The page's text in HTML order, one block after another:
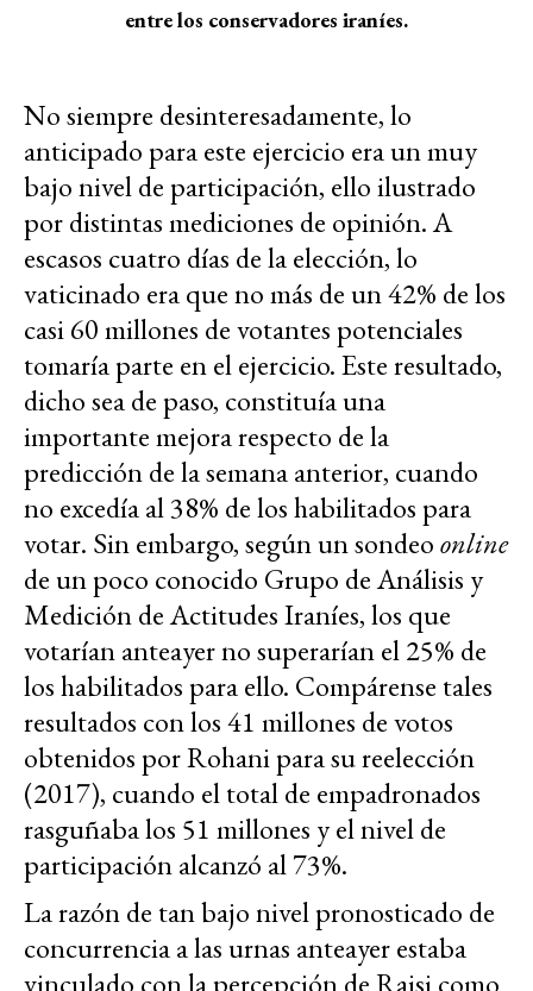
entre los conservadores iraníes.
No siempre desinteresadamente, lo
anticipado para este ejercicio era un muy
bajo nivel de participación, ello ilustrado
por distintas mediciones de opinión. A
escasos cuatro días de la elección, lo
vaticinado era que no más de un 42% de los
casi 60 millones de votantes potenciales
tomaría parte en el ejercicio. Este resultado,
dicho sea de paso, constituía una
importante mejora respecto de la
predicción de la semana anterior, cuando
no excedía al 38% de los habilitados para
votar. Sin embargo, según un sondeoonline
de un poco conocido Grupo de Análisis y
Medición de Actitudes Iraníes, los que
votarían anteayer no superarían el 25% de
los habilitados para ello. Compárense tales
resultados con los 41 millones de votos
obtenidos por Rohani para su reelección
(2017), cuando el total de empadronados
rasguñaba los 51 millones y el nivel de
participación alcanzó al 73%.
La razón de tan bajo nivel pronosticado de
concurrencia a las urnas anteayer estaba
vinculado con la percepción de Raisi como